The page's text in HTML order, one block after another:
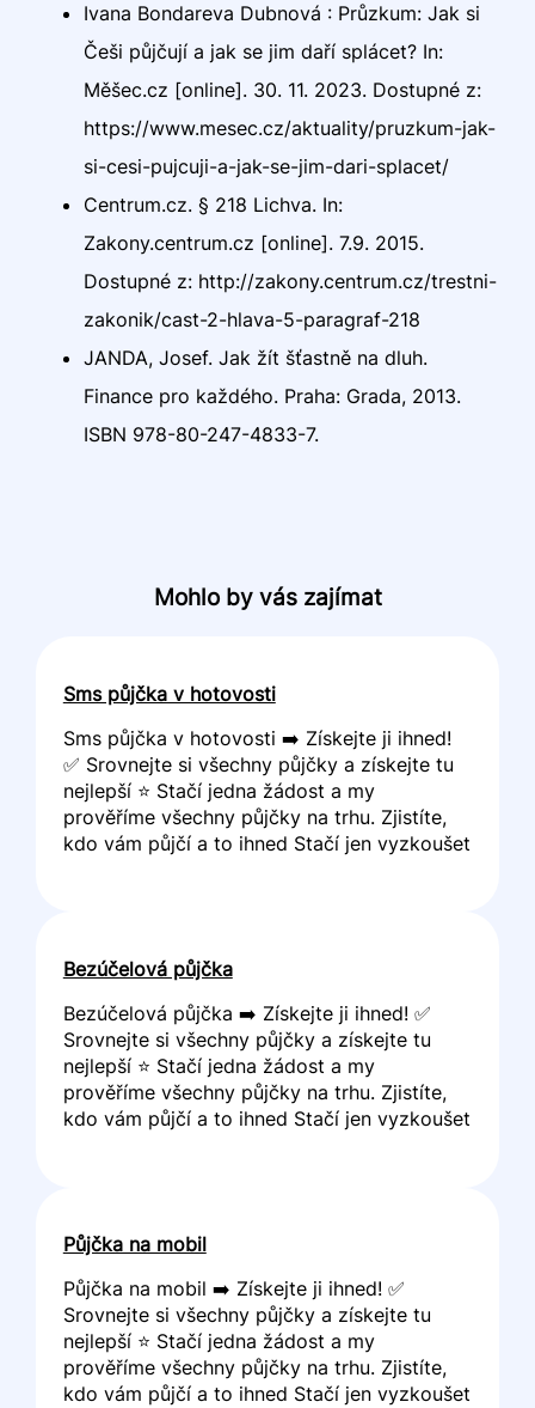
Ivana Bondareva Dubnová : Průzkum: Jak si
Češi půjčují a jak se jim daří splácet? In:
Měšec.cz [online]. 30. 11. 2023. Dostupné z:
https://www.mesec.cz/aktuality/pruzkum-jak-
si-cesi-pujcuji-a-jak-se-jim-dari-splacet/
Centrum.cz. § 218 Lichva. In:
Zakony.centrum.cz [online]. 7.9. 2015.
Dostupné z: http://zakony.centrum.cz/trestni-
zakonik/cast-2-hlava-5-paragraf-218
JANDA, Josef. Jak žít šťastně na dluh.
Finance pro každého. Praha: Grada, 2013.
ISBN 978-80-247-4833-7.
Mohlo by vás zajímat
Sms půjčka v hotovosti
Sms půjčka v hotovosti ➡️ Získejte ji ihned!
✅ Srovnejte si všechny půjčky a získejte tu
nejlepší ⭐ Stačí jedna žádost a my
prověříme všechny půjčky na trhu. Zjistíte,
kdo vám půjčí a to ihned Stačí jen vyzkoušet
Bezúčelová půjčka
Bezúčelová půjčka ➡️ Získejte ji ihned! ✅
Srovnejte si všechny půjčky a získejte tu
nejlepší ⭐ Stačí jedna žádost a my
prověříme všechny půjčky na trhu. Zjistíte,
kdo vám půjčí a to ihned Stačí jen vyzkoušet
Půjčka na mobil
Půjčka na mobil ➡️ Získejte ji ihned! ✅
Srovnejte si všechny půjčky a získejte tu
nejlepší ⭐ Stačí jedna žádost a my
prověříme všechny půjčky na trhu. Zjistíte,
kdo vám půjčí a to ihned Stačí jen vyzkoušet